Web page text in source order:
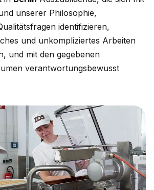
unserer Philosophie,
identifizieren,
und unkompliziertes Arbeiten
und mit den gegebenen
verantwortungsbewusst